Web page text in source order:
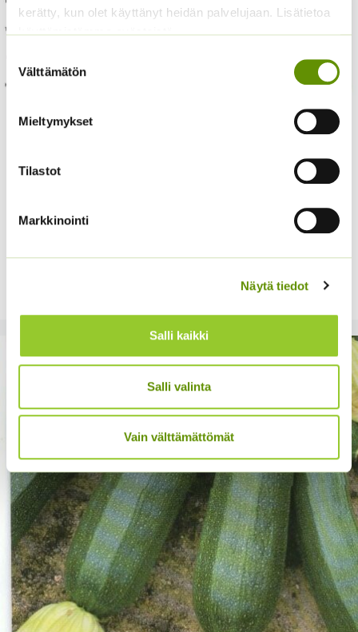
kerätty, kun olet käyttänyt heidän palvelujaan. Lisätietoa
käyttämistämme evästeistä
valinta
Välttämätön
Mieltymykset
Tilastot
Markkinointi
Näytä tiedot
Salli kaikki
Salli valinta
Vain välttämättömät
Ohessa kylvökalenterimme josta on helppo tarkistaa